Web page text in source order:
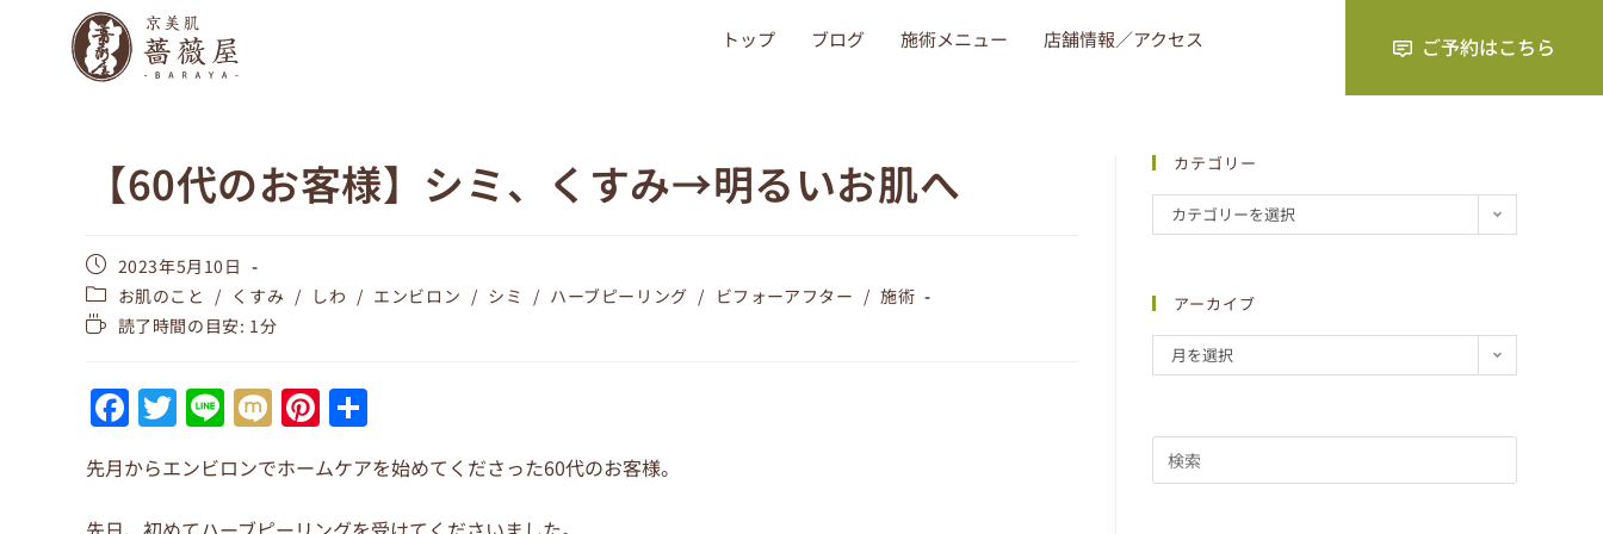
トップ ブログ 施術メニュー 店舗情報／アクセス
【60代のお客様】シミ、くすみ→明るいお肌へ
2023年5月10日
お肌のこと / くすみ / しわ / エンビロン / シミ / ハーブピーリング / ビフォーアフター / 施術
読了時間の目安: 1分
F
a
c
e
T
w
itt
er
Li
n
e
M
ix
i
Pi
nt
er
e
有
先月からエンビロンでホームケアを始めてくださった60代のお客様。
カテゴリー
カテゴリーを選択
アーカイブ
月を選択